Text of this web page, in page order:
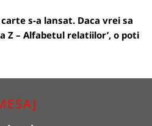
carte s-a lansat. Daca vrei sa
Z – Alfabetul relatiilor’, o poti